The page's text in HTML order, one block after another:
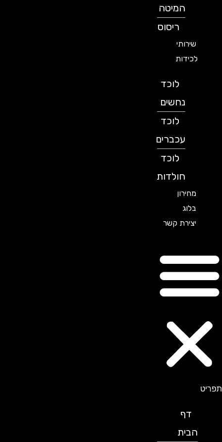
המיטה
ריסוס
שירותי
לכידות
לוכד
נחשים
לוכד
עכברים
לוכד
חולדות
מחירון
בלוג
יצירת קשר
תפריט
דף
הבית